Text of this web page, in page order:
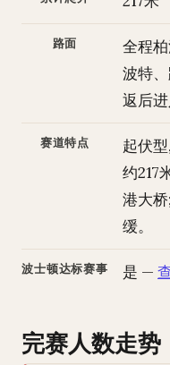
路面
全程
波特
返后进
赛道特点
起伏
约217
港大
缓。
波士顿达标赛事 是 —
完赛人数走势